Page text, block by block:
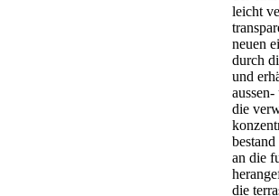
leicht
neuen
durch
und
die
an die
die